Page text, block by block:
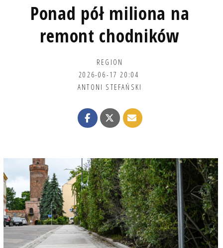
Ponad pół miliona na
remont chodników
REGION
2026-06-17 20:04
ANTONI STEFAŃSKI